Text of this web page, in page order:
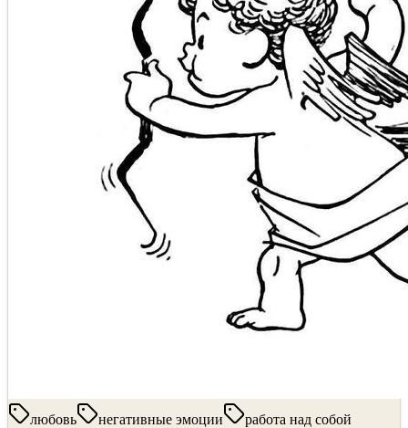
любовь негативные эмоции работа над собой